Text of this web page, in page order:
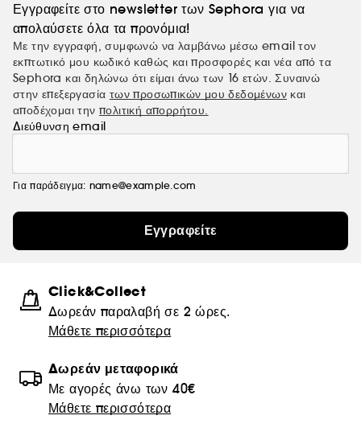
Εγγραφείτε στο newsletter των Sephora για να
απολαύσετε όλα τα προνόμια!
Με την εγγραφή, συμφωνώ να λαμβάνω μέσω email τον
εκπτωτικό μου κωδικό καθώς και προσφορές και νέα από τα
Sephora και δηλώνω ότι είμαι άνω των 16 ετών. Συναινώ
στην επεξεργασία των προσωπικών μου δεδομένων και
αποδέχομαι την πολιτική απορρήτου.
Διεύθυνση email
Για παράδειγμα: name@example.com
Εγγραφείτε
Click&Collect
Δωρεάν παραλαβή σε 2 ώρες.
Μάθετε περισσότερα
Δωρεάν μεταφορικά
Με αγορές άνω των 40€
Μάθετε περισσότερα